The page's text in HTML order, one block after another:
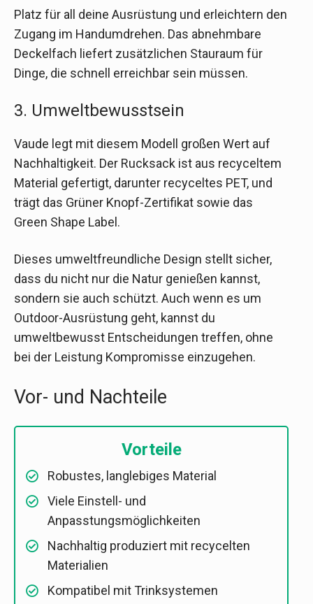
Platz für all deine Ausrüstung und erleichtern den
Zugang im Handumdrehen. Das abnehmbare
Deckelfach liefert zusätzlichen Stauraum für
Dinge, die schnell erreichbar sein müssen.
3. Umweltbewusstsein
Vaude legt mit diesem Modell großen Wert auf
Nachhaltigkeit. Der Rucksack ist aus recyceltem
Material gefertigt, darunter recyceltes PET, und
trägt das Grüner Knopf-Zertifikat sowie das
Green Shape Label.
Dieses umweltfreundliche Design stellt sicher,
dass du nicht nur die Natur genießen kannst,
sondern sie auch schützt. Auch wenn es um
Outdoor-Ausrüstung geht, kannst du
umweltbewusst Entscheidungen treffen, ohne
bei der Leistung Kompromisse einzugehen.
Vor- und Nachteile
Vorteile
Robustes, langlebiges Material
Viele Einstell- und
Anpasstungsmöglichkeiten
Nachhaltig produziert mit recycelten
Materialien
Kompatibel mit Trinksystemen